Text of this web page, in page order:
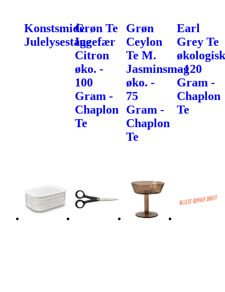
Konstsmide
Julelysestage
Grøn Te
Ingefær
Citron
øko. -
100
Gram -
Chaplon
Te
Grøn
Ceylon
Te M.
Jasminsmag
øko. -
75
Gram -
Chaplon
Te
Earl
Grey Te
økologisk
- 120
Gram -
Chaplon
Te